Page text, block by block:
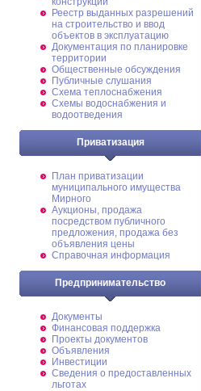
Реестр выданных разрешений
на строительство и ввод
объектов в эксплуатацию
Документация по планировке
территории
Общественные обсуждения
Публичные слушания
Схема теплоснабжения
Схемы водоснабжения и
водоотведения
Приватизация
План приватизации
муниципального имущества
Мирного
Аукционы, продажа
посредством публичного
предложения, продажа без
объявления цены
Справочная информация
Предпринимательство
Документы
Финансовая поддержка
Проекты документов
Объявления
Инвестиции
Сведения о предоставленных
льготах